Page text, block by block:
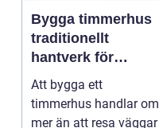
Bygga timmerhus
traditionellt
hantverk för
moderna behov
Att bygga ett
timmerhus handlar om
mer än att resa väggar